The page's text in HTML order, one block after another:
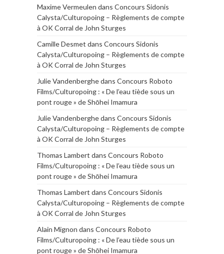
Maxime Vermeulen dans Concours Sidonis
Calysta/Culturopoing – Règlements de compte
à OK Corral de John Sturges
Camille Desmet dans Concours Sidonis
Calysta/Culturopoing – Règlements de compte
à OK Corral de John Sturges
Julie Vandenberghedans Concours Roboto
Films/Culturopoing : « De l’eau tiède sous un
pont rouge » de Shōhei Imamura
Julie Vandenberghedans Concours Sidonis
Calysta/Culturopoing – Règlements de compte
à OK Corral de John Sturges
Thomas Lambert dans Concours Roboto
Films/Culturopoing : « De l’eau tiède sous un
pont rouge » de Shōhei Imamura
Thomas Lambert dans Concours Sidonis
Calysta/Culturopoing – Règlements de compte
à OK Corral de John Sturges
Alain Mignon dans Concours Roboto
Films/Culturopoing : « De l’eau tiède sous un
pont rouge » de Shōhei Imamura